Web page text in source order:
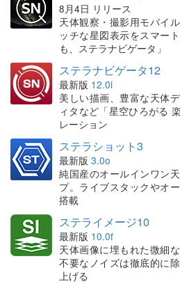
8月4日 リリース
天体観察・撮影用モバイ
ッチな星図表示をスマー
も、ステラナビゲータ」
ステラナビゲータ12
最新版 12.0i
美しい描画、豊富な天体
ィタなど「星空ひろがる
レーション
ステラショット3
最新版 3.0o
純国産のオールインワン
プ。ライブスタックやオ
搭載
ステライメージ10
最新版 10.0f
天体画像に埋もれた微細
不要なノイズは徹底的に
上げる